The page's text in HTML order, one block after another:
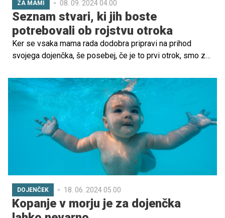
ZA MAMI 08. 09. 2024 04.00
Seznam stvari, ki jih boste
potrebovali ob rojstvu otroka
Ker se vsaka mama rada dodobra pripravi na prihod
svojega dojenčka, še posebej, če je to prvi otrok, smo za
pridejo v poštev pri pripravah. Da boste popolnoma
pripravljeni in brezskrbni, sledite spodnjim navodilom.
DOJENČEK 18. 06. 2024 05.00
Kopanje v morju je za dojenčka